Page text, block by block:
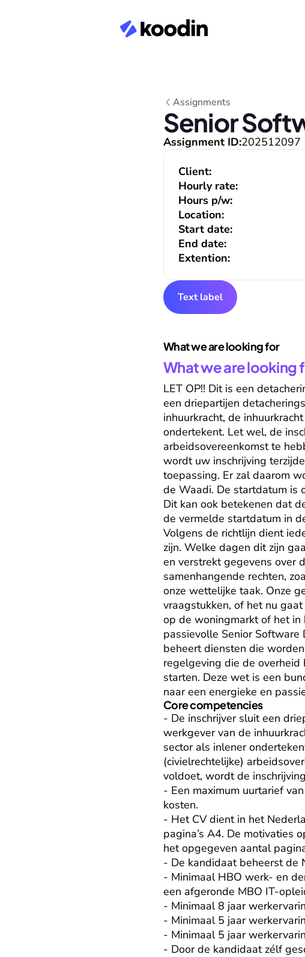
Assignments
Senior
Assignment ID:202512097
Start date:
End date:
Extention:
Client:
Hourly rate:
Hours p/w:
Location:
Text label
What we are looking for
What we are looking
LET OP!! Dit is een
een driepartijen
inhuurkracht, de
ondertekent. Let wel, de
arbeidsovereenkomst te
wordt uw inschrijving
toepassing. Er zal daarom
de Waadi. De startdatum is
Dit kan ook betekenen dat
de vermelde startdatum in
Volgens de richtlijn dient
zijn. Welke dagen dit zijn
en verstrekt gegevens over
samenhangende rechten,
onze wettelijke taak. Onze
vraagstukken, of het nu
op de woningmarkt of het in
passievolle Senior
beheert diensten die
regelgeving die de overheid
starten. Deze wet is een
naar een energieke en
Core competencies
- De inschrijver sluit een
werkgever van de
sector als inlener
(civielrechtelijke)
voldoet, wordt de
- Een maximum uurtarief
kosten.
- Het CV dient in het
pagina’s A4. De motivaties
het opgegeven aantal
- De kandidaat beheerst de
- Minimaal HBO werk- en
een afgeronde MBO IT-
- Minimaal 8 jaar
- Minimaal 5 jaar
- Minimaal 5 jaar
- Door de kandidaat zélf